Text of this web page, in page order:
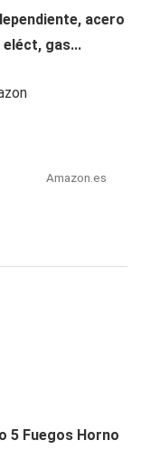
acero
gas...
Amazon.es
5 Fuegos Horno